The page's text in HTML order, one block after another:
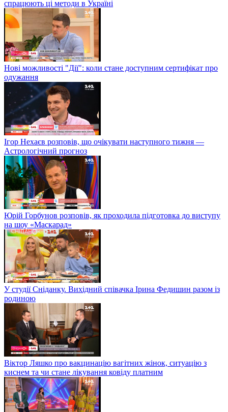
спрацюють ці методи в Україні
Нові можливості "Дії": коли стане доступним сертифікат про
одужання
Ігор Нехаєв розповів, що очікувати наступного тижня —
Астрологічний прогноз
Юрій Горбунов розповів, як проходила підготовка до виступу
на шоу «Маскарад»
У студії Сніданку. Вихідний співачка Ірина Федишин разом із
родиною
Віктор Ляшко про вакцинацію вагітних жінок, ситуацію з
киснем та чи стане лікування ковіду платним